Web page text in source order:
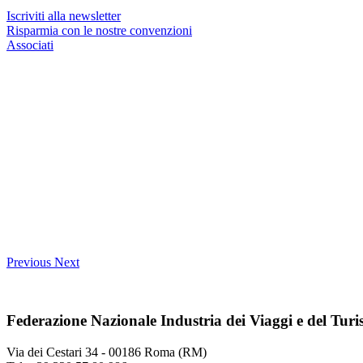
Iscriviti alla newsletter
Risparmia con le nostre convenzioni
Associati
Previous Next
Federazione Nazionale Industria dei Viaggi e del
Via dei Cestari 34 - 00186 Roma (RM)